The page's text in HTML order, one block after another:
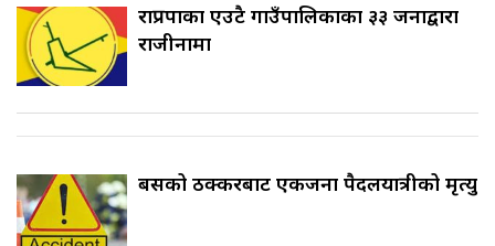
राप्रपाका एउटै गाउँपालिकाका ३३ जनाद्वारा
राजीनामा
बसको ठक्करबाट एकजना पैदलयात्रीको मृत्यु